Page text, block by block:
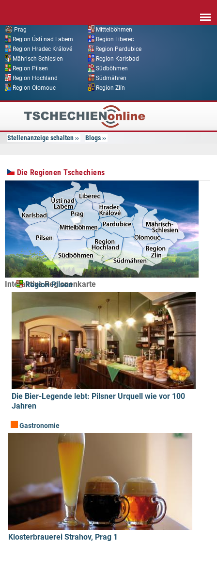
Prag
Mittelböhmen
Region Ústí nad Labem
Region Liberec
Region Hradec Králové
Region Pardubice
Mährisch-Schlesien
Region Karlsbad
Region Pilsen
Südböhmen
Region Hochland
Südmähren
Region Olomouc
Region Zlín
Tschechien
Online
Stellenanzeige schalten Blogs
Die Regionen Tschechiens
Interaktive Regionenkarte
Region Pilsen
Die Bier-Legende lebt: Pilsner Urquell wie vor 100
Jahren
Gastronomie
Klosterbrauerei Strahov, Prag 1